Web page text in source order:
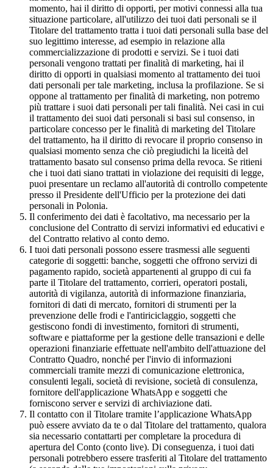
momento, hai il diritto di opporti, per motivi connessi alla tua
situazione particolare, all'utilizzo dei tuoi dati personali se il
Titolare del trattamento tratta i tuoi dati personali sulla base del
suo legittimo interesse, ad esempio in relazione alla
commercializzazione di prodotti e servizi. Se i tuoi dati
personali vengono trattati per finalità di marketing, hai il
diritto di opporti in qualsiasi momento al trattamento dei tuoi
dati personali per tale marketing, inclusa la profilazione. Se si
oppone al trattamento per finalità di marketing, non potremo
più trattare i suoi dati personali per tali finalità. Nei casi in cui
il trattamento dei suoi dati personali si basi sul consenso, in
particolare concesso per le finalità di marketing del Titolare
del trattamento, ha il diritto di revocare il proprio consenso in
qualsiasi momento senza che ciò pregiudichi la liceità del
trattamento basato sul consenso prima della revoca. Se ritieni
che i tuoi dati siano trattati in violazione dei requisiti di legge,
puoi presentare un reclamo all'autorità di controllo competente
presso il Presidente dell'Ufficio per la protezione dei dati
personali in Polonia.
Il conferimento dei dati è facoltativo, ma necessario per la
conclusione del Contratto di servizi informativi ed educativi e
del Contratto relativo al conto demo.
I tuoi dati personali possono essere trasmessi alle seguenti
categorie di soggetti: banche, soggetti che offrono servizi di
pagamento rapido, società appartenenti al gruppo di cui fa
parte il Titolare del trattamento, corrieri, operatori postali,
autorità di vigilanza, autorità di informazione finanziaria,
fornitori di dati di mercato, fornitori di strumenti per la
prevenzione delle frodi e l'antiriciclaggio, soggetti che
gestiscono fondi di investimento, fornitori di strumenti,
software e piattaforme per la gestione delle transazioni e delle
operazioni finanziarie effettuate nell'ambito dell'attuazione del
Contratto Quadro, nonché per l'invio di informazioni
commerciali tramite mezzi di comunicazione elettronica,
consulenti legali, società di revisione, società di consulenza,
fornitore dell'applicazione WhatsApp e soggetti che
forniscono server e servizi di archiviazione dati.
Il contatto con il Titolare tramite l’applicazione WhatsApp
può essere avviato da te o dal Titolare del trattamento, qualora
sia necessario contattarti per completare la procedura di
apertura del Conto (conto live). Di conseguenza, i tuoi dati
personali potrebbero essere trasferiti al Titolare del trattamento